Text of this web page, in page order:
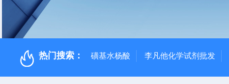
热门搜索： 磺基水杨酸 李凡他化学试剂批发